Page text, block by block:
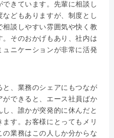
きています。先輩に相談し
などもありますが、制度とし
談しやすい雰囲気や快く教
。そのおかげもあり、社内は
ニケーションが非常に活発
、業務のシェアにもつなが
ができると、エース社員ばか
、誰かが突発的に休んだと
す。お客様にとってもメリ
の業務はこの人しか分からな